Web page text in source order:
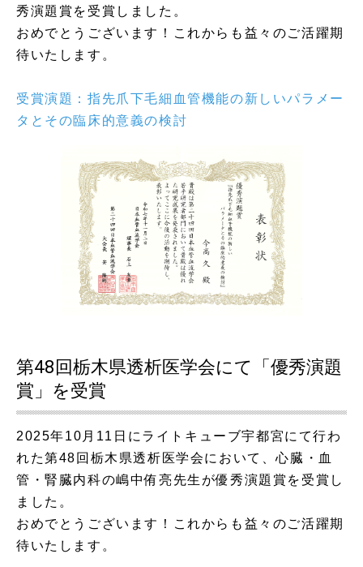
秀演題賞を受賞しました。
おめでとうございます！これからも益々のご活躍期
待いたします。
受賞演題：指先爪下毛細血管機能の新しいパラメー
タとその臨床的意義の検討
第48回栃木県透析医学会にて「優秀演題
賞」を受賞
2025年10月11日にライトキューブ宇都宮にて行わ
れた第48回栃木県透析医学会において、心臓・血
管・腎臓内科の嶋中侑亮先生が優秀演題賞を受賞し
ました。
おめでとうございます！これからも益々のご活躍期
待いたします。